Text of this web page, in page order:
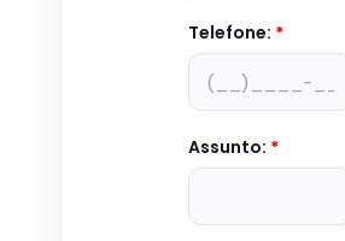
Telefone: *
Assunto: *